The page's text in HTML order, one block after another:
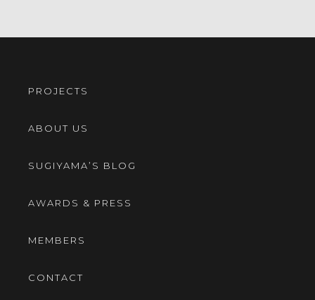
PROJECTS
ABOUT US
SUGIYAMA’S BLOG
AWARDS & PRESS
MEMBERS
CONTACT